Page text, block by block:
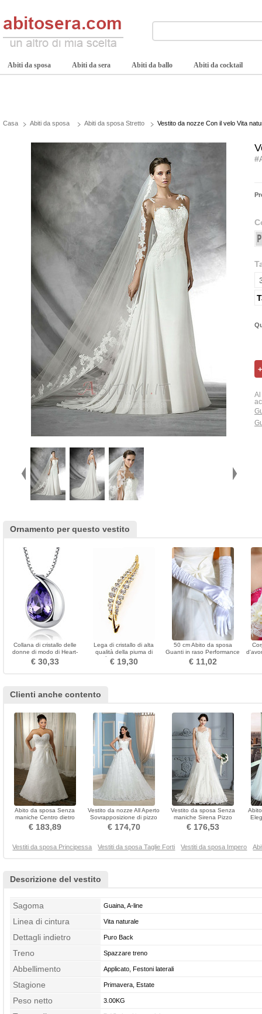
Abiti da sposa Abiti da sera Abiti da ballo Abiti da cocktail
Casa Abiti da sposa Abiti da sposa Stretto Vestito da nozze Con il velo Vita
Al
Ornamento per questo vestito
Collana di cristallo delle
donne di modo di Heart-
shaped d'argento
all'ingrosso
€ 30,33
Lega di cristallo di alta
qualità della piuma di
qualità Spilla superiore di
grado
€ 19,30
50 cm Abito da sposa
Guanti in raso Performance
Stage Performance Guanti
lunghi da donna
€ 11,02
Clienti anche contento
Abito da sposa Senza
maniche Centro dietro
Affascinante Rosetta
accentato
€ 183,89
Vestito da nozze All Aperto
Sovrapposizione di pizzo
Lungo Raso
€ 174,70
Vestito da sposa Senza
maniche Sirena Pizzo
Chiusura lampo Ciondolo
accentato gioiello
€ 176,53
Vestiti da sposa Principessa Vestiti da sposa Taglie Forti Vestiti da sposa Impero
Descrizione del vestito
Sagoma Guaina, A-line
Linea di cintura Vita naturale
Dettagli indietro Puro Back
Treno Spazzare treno
Abbellimento Applicato, Festoni laterali
Stagione Primavera, Estate
Peso netto 3.00KG